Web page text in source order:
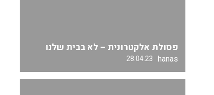
פסולת אלקטרונית – לא בבית שלנו
hanas
28.04.23